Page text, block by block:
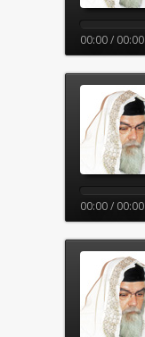
00:00 / 00:00
00:00 / 00:00